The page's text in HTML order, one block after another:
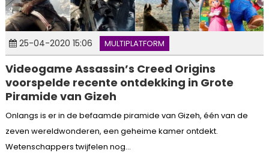
25-04-2020 15:06 MULTIPLATFORM
Videogame Assassin’s Creed Origins
voorspelde recente ontdekking in Grote
Piramide van Gizeh
Onlangs is er in de befaamde piramide van Gizeh, één van de
zeven wereldwonderen, een geheime kamer ontdekt.
Wetenschappers twijfelen nog...